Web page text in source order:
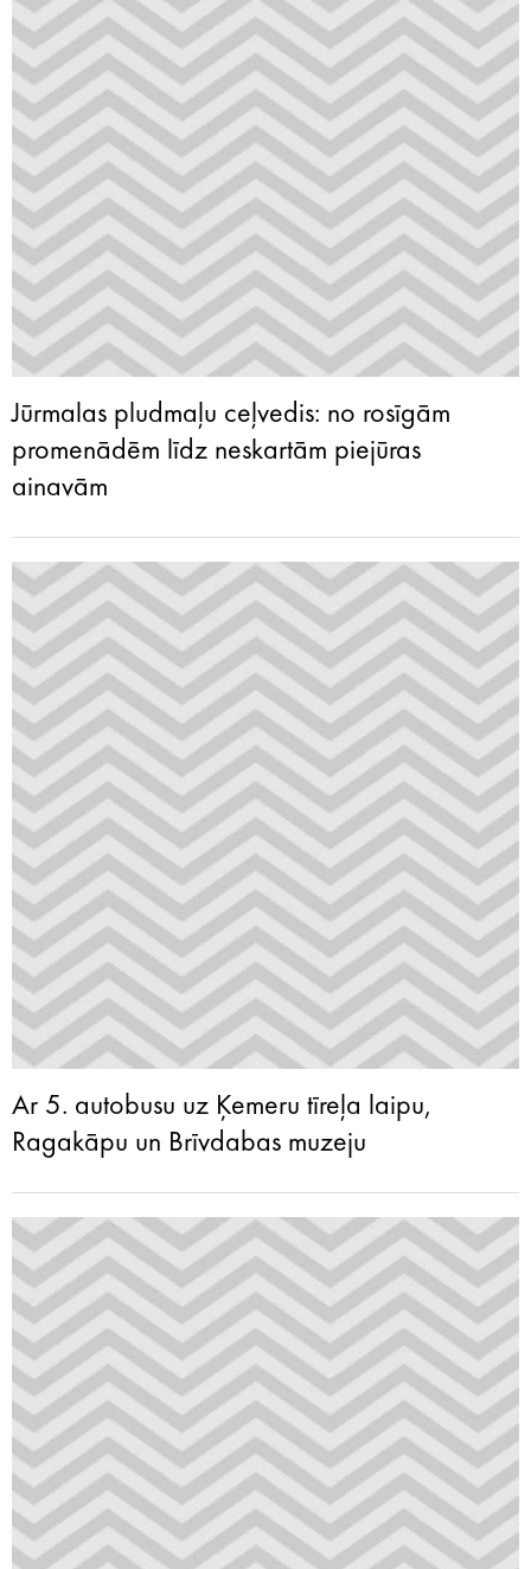
Jūrmalas pludmaļu ceļvedis: no rosīgām
promenādēm līdz neskartām piejūras
ainavām
Ar 5. autobusu uz Ķemeru tīreļa laipu,
Ragakāpu un Brīvdabas muzeju